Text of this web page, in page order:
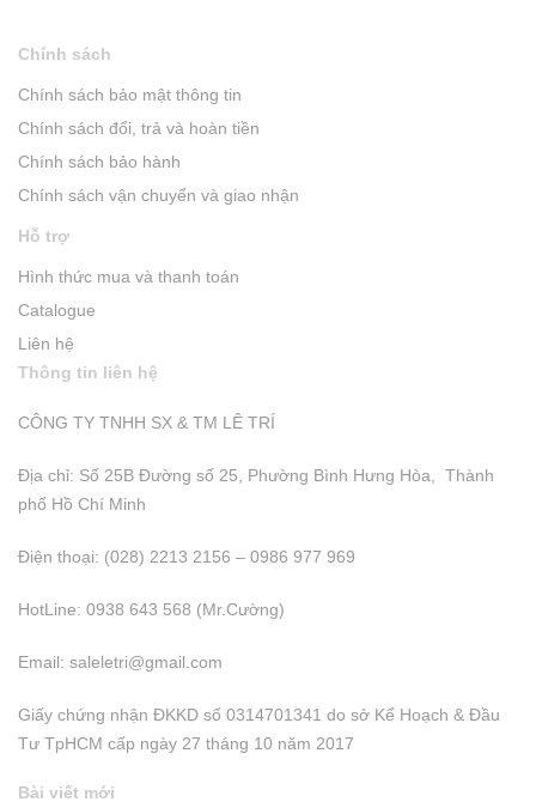
Chính sách
Chính sách bảo mật thông tin
Chính sách đổi, trả và hoàn tiền
Chính sách bảo hành
Chính sách vận chuyển và giao nhận
Hỗ trợ
Hình thức mua và thanh toán
Catalogue
Liên hệ
Thông tin liên hệ
CÔNG TY TNHH SX & TM LÊ TRÍ
Địa chỉ: Số 25B Đường số 25, Phường Bình Hưng Hòa, Thành
phố Hồ Chí Minh
Điện thoại: (028) 2213 2156 – 0986 977 969
HotLine: 0938 643 568 (Mr.Cường)
Email: saleletri@gmail.com
Giấy chứng nhận ĐKKD số 0314701341 do sở Kể Hoạch & Đầu
Tư TpHCM cấp ngày 27 tháng 10 năm 2017
Bài viết mới